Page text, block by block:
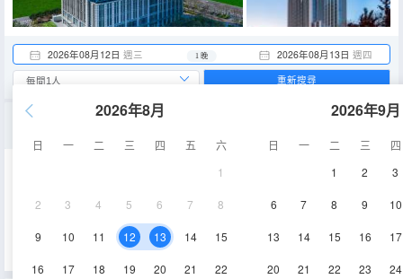
2026年08月12日 週三 2026年08月13日 週四
1 晚
2026年8月
日 一 二 三 四 五
六
1
2 3 4 5 6 7 8
9 10 11 12 13 14 15
16 17 18 19 20 21 22
2026年9月
日 一 二 三
四
1
2 3
6 7 8 9 10
13 14 15 16 17
20 21 22 23 24
重新搜尋
空調